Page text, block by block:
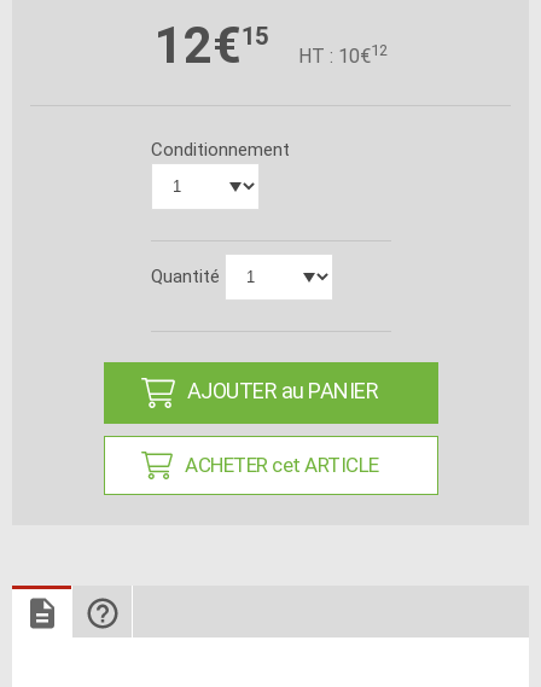
12€15
HT : 10€12
Conditionnement
Quantité
AJOUTER au PANIER
ACHETER cet ARTICLE